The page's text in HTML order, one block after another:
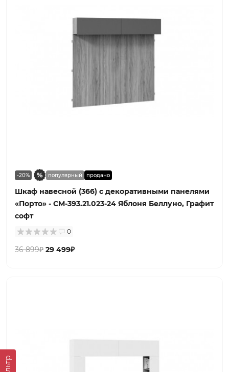
-20% популярный продано
Шкаф навесной (366) с декоративными панелями
«Порто» - СМ-393.21.023-24 Яблоня Беллуно, Графит
софт
0
36 899₽ 29 499₽